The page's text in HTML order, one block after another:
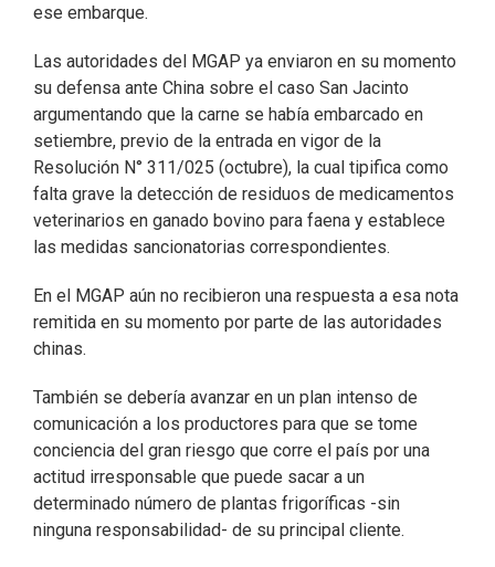
ese embarque.
Las autoridades del MGAP ya enviaron en su momento
su defensa ante China sobre el caso San Jacinto
argumentando que la carne se había embarcado en
setiembre, previo de la entrada en vigor de la
Resolución N° 311/025 (octubre), la cual tipifica como
falta grave la detección de residuos de medicamentos
veterinarios en ganado bovino para faena y establece
las medidas sancionatorias correspondientes.
En el MGAP aún no recibieron una respuesta a esa nota
remitida en su momento por parte de las autoridades
chinas.
También se debería avanzar en un plan intenso de
comunicación a los productores para que se tome
conciencia del gran riesgo que corre el país por una
actitud irresponsable que puede sacar a un
determinado número de plantas frigoríficas -sin
ninguna responsabilidad- de su principal cliente.